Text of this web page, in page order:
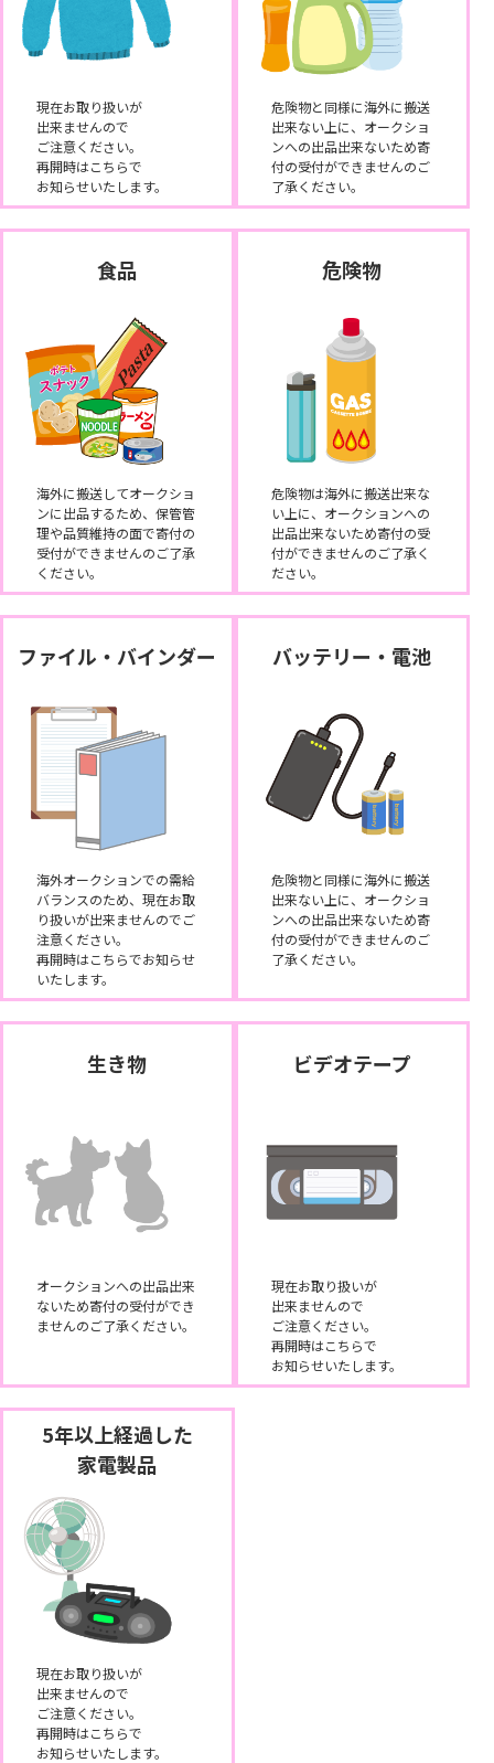
現在お取り扱いが
出来ませんので
ご注意ください。
再開時はこちらで
お知らせいたします。
危険物と同様に海外に搬送
出来ない上に、オークショ
ンへの出品出来ないため寄
付の受付ができませんのご
了承ください。
食品
海外に搬送してオークショ
ンに出品するため、保管管
理や品質維持の面で寄付の
受付ができませんのご了承
ください。
危険物
危険物は海外に搬送出来な
い上に、オークションへの
出品出来ないため寄付の受
付ができませんのご了承く
ださい。
ファイル・バインダー
海外オークションでの需給
バランスのため、現在お取
り扱いが出来ませんのでご
注意ください。
再開時はこちらでお知らせ
いたします。
バッテリー・電池
危険物と同様に海外に搬送
出来ない上に、オークショ
ンへの出品出来ないため寄
付の受付ができませんのご
了承ください。
生き物
オークションへの出品出来
ないため寄付の受付ができ
ませんのご了承ください。
ビデオテープ
現在お取り扱いが
出来ませんので
ご注意ください。
再開時はこちらで
お知らせいたします。
5年以上経過した
家電製品
現在お取り扱いが
出来ませんので
ご注意ください。
再開時はこちらで
お知らせいたします。